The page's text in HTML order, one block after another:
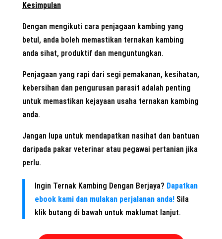
Kesimpulan
Dengan mengikuti cara penjagaan kambing yang
betul, anda boleh memastikan ternakan kambing
anda sihat, produktif dan menguntungkan.
Penjagaan yang rapi dari segi pemakanan, kesihatan,
kebersihan dan pengurusan parasit adalah penting
untuk memastikan kejayaan usaha ternakan kambing
anda.
Jangan lupa untuk mendapatkan nasihat dan bantuan
daripada pakar veterinar atau pegawai pertanian jika
perlu.
Ingin Ternak Kambing Dengan Berjaya? Dapatkan
ebook kami dan mulakan perjalanan anda!Sila
klik butang di bawah untuk maklumat lanjut.